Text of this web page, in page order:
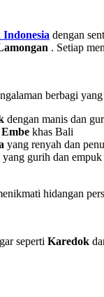
dengan
. Setiap
berbagi
dengan manis dan
khas Bali
yang renyah dan
yang gurih dan
hidangan
seperti Karedok